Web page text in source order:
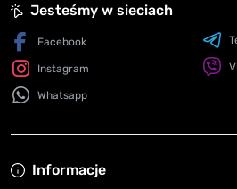
Informacje
Jesteśmy w sieciach
Facebook
Instagram
Whatsapp